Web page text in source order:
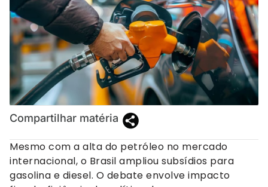
Compartilhar matéria
Mesmo com a alta do petróleo no mercado
internacional, o Brasil ampliou subsídios para
gasolina e diesel. O debate envolve impacto